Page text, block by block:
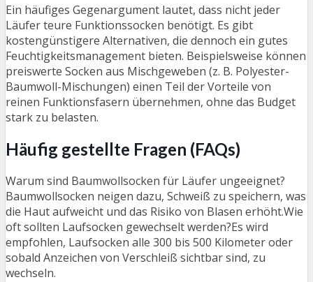
Ein häufiges Gegenargument lautet, dass nicht jeder
Läufer teure Funktionssocken benötigt. Es gibt
kostengünstigere Alternativen, die dennoch ein gutes
Feuchtigkeitsmanagement bieten. Beispielsweise können
preiswerte Socken aus Mischgeweben (z. B. Polyester-
Baumwoll-Mischungen) einen Teil der Vorteile von
reinen Funktionsfasern übernehmen, ohne das Budget
stark zu belasten.
Häufig gestellte Fragen (FAQs)
Warum sind Baumwollsocken für Läufer ungeeignet?
Baumwollsocken neigen dazu, Schweiß zu speichern, was
die Haut aufweicht und das Risiko von Blasen erhöht.Wie
oft sollten Laufsocken gewechselt werden?Es wird
empfohlen, Laufsocken alle 300 bis 500 Kilometer oder
sobald Anzeichen von Verschleiß sichtbar sind, zu
wechseln.